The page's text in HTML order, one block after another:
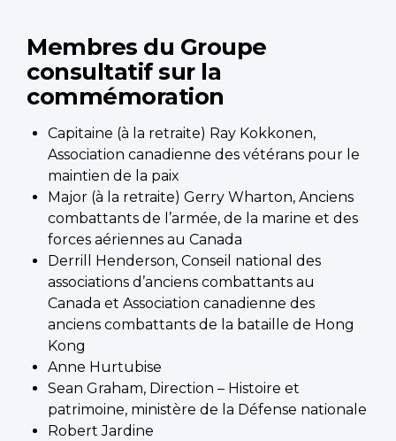
Membres du Groupe
consultatif sur la
commémoration
Capitaine (à la retraite) Ray Kokkonen,
Association canadienne des vétérans pour le
maintien de la paix
Major (à la retraite) Gerry Wharton, Anciens
combattants de l’armée, de la marine et des
forces aériennes au Canada
Derrill Henderson, Conseil national des
associations d’anciens combattants au
Canada et Association canadienne des
anciens combattants de la bataille de Hong
Kong
Anne Hurtubise
Sean Graham, Direction – Histoire et
patrimoine, ministère de la Défense nationale
Robert Jardine